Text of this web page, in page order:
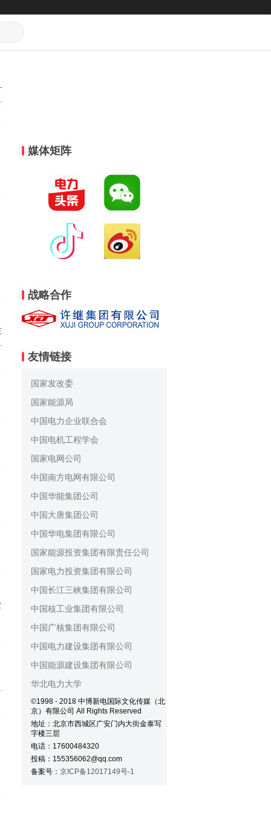
媒体矩阵
战略合作
友情链接
国家发改委
国家能源局
中国电力企业联合会
中国电机工程学会
国家电网公司
中国南方电网有限公司
中国华能集团公司
中国大唐集团公司
中国华电集团有限公司
国家能源投资集团有限责任公司
国家电力投资集团有限公司
中国长江三峡集团有限公司
中国核工业集团有限公司
中国广核集团有限公司
中国电力建设集团有限公司
中国能源建设集团有限公司
华北电力大学
©1998 - 2018 中博新电国际文化传媒（北
京）有限公司 All Rights Reserved
地址：北京市西城区广安门内大街金泰写
字楼三层
电话：17600484320
投稿：155356062@qq.com
备案号： 京ICP备12017149号-1